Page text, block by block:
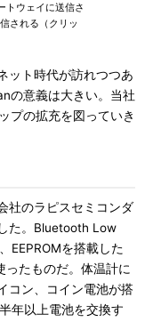
トウェイに送信さ
される（クリッ
ット時代が訪れつつあ
の意義は大きい。当社
プの拡充を図っていき
社のラピスセミコンダ
た。Bluetooth Low
EEPROMを搭載した
たものだ。体温計に
コン、コイン電池が搭
年以上電池を交換す